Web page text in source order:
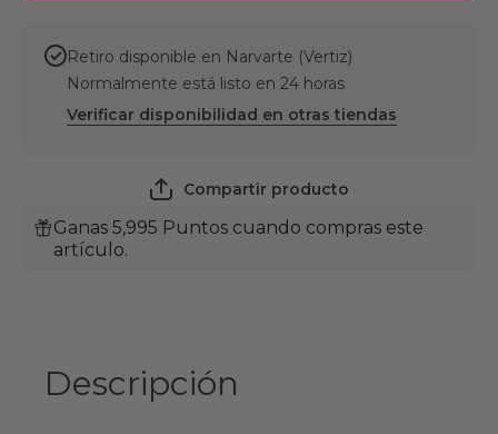
Retiro disponible en Narvarte (Vertiz)
Normalmente está listo en 24 horas
Verificar disponibilidad en otras tiendas
Compartir producto
Ganas 5,995 Puntos cuando compras este
artículo.
Descripción